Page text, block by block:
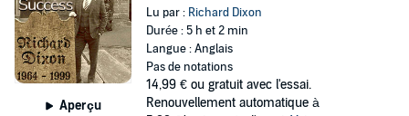
Aperçu
Lu par : Richard Dixon
Durée : 5 h et 2 min
Langue : Anglais
Pas de notations
14,99 € ou gratuit avec l'essai.
Renouvellement automatique à